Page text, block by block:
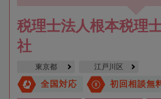
税理士法人根本税理
社
東京都 江戸川区
全国対応 初回相談無